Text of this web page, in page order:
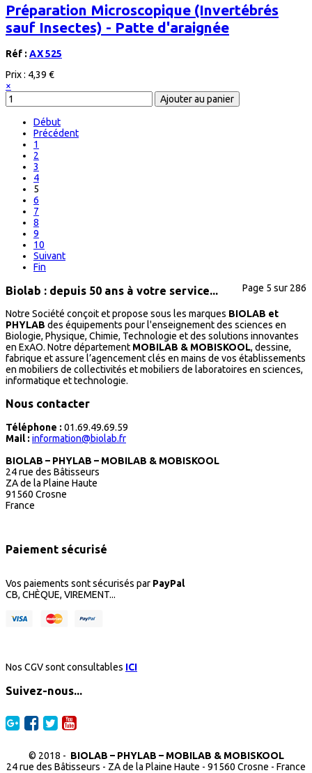
Préparation Microscopique (Invertébrés
sauf Insectes) - Patte d'araignée
Réf : AX 525
Prix : 4,39 €
×
Début
Précédent
1
2
3
4
5
6
7
8
9
10
Suivant
Fin
Page 5 sur 286
Biolab : depuis 50 ans à votre service...
Notre Société conçoit et propose sous les marques BIOLAB et
PHYLAB des équipements pour l'enseignement des sciences en
Biologie, Physique, Chimie, Technologie et des solutions innovantes
en ExAO. Notre département MOBILAB & MOBISKOOL, dessine,
fabrique et assure l’agencement clés en mains de vos établissements
en mobiliers de collectivités et mobiliers de laboratoires en sciences,
informatique et technologie.
Nous contacter
Téléphone : 01.69.49.69.59
Mail : information@biolab.fr
BIOLAB – PHYLAB – MOBILAB & MOBISKOOL
24 rue des Bâtisseurs
ZA de la Plaine Haute
91560 Crosne
France
Paiement sécurisé
Vos paiements sont sécurisés par PayPal
CB, CHÈQUE, VIREMENT...
Nos CGV sont consultables ICI
Suivez-nous...
© 2018 - BIOLAB – PHYLAB – MOBILAB & MOBISKOOL
24 rue des Bâtisseurs - ZA de la Plaine Haute - 91560 Crosne - France